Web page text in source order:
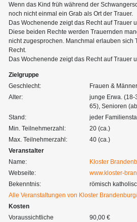
Wenn das Kind früh während der
noch nicht einmal ein Grab als Ort der Trauer.
Das Wochenende zeigt das Recht auf Trauer
Diese beiden Rechte werden Trauernden
nicht zugesprochen. Manchmal erlauben sich
Recht.
Das Wochenende zeigt das Recht auf Trauer
Zielgruppe
Geschlecht:
Frauen & Männer
Alter:
junge Erwa. (18-
65), Senioren
Stand:
jeder
Min. Teilnehmerzahl:
20 (ca.)
Max. Teilnehmerzahl:
40 (ca.)
Veranstalter
Name:
Kloster
Webseite:
www.kloster-
Bekenntnis:
römisch
Alle Veranstaltungen von Kloster
Kosten
Voraussichtliche
90,00 €